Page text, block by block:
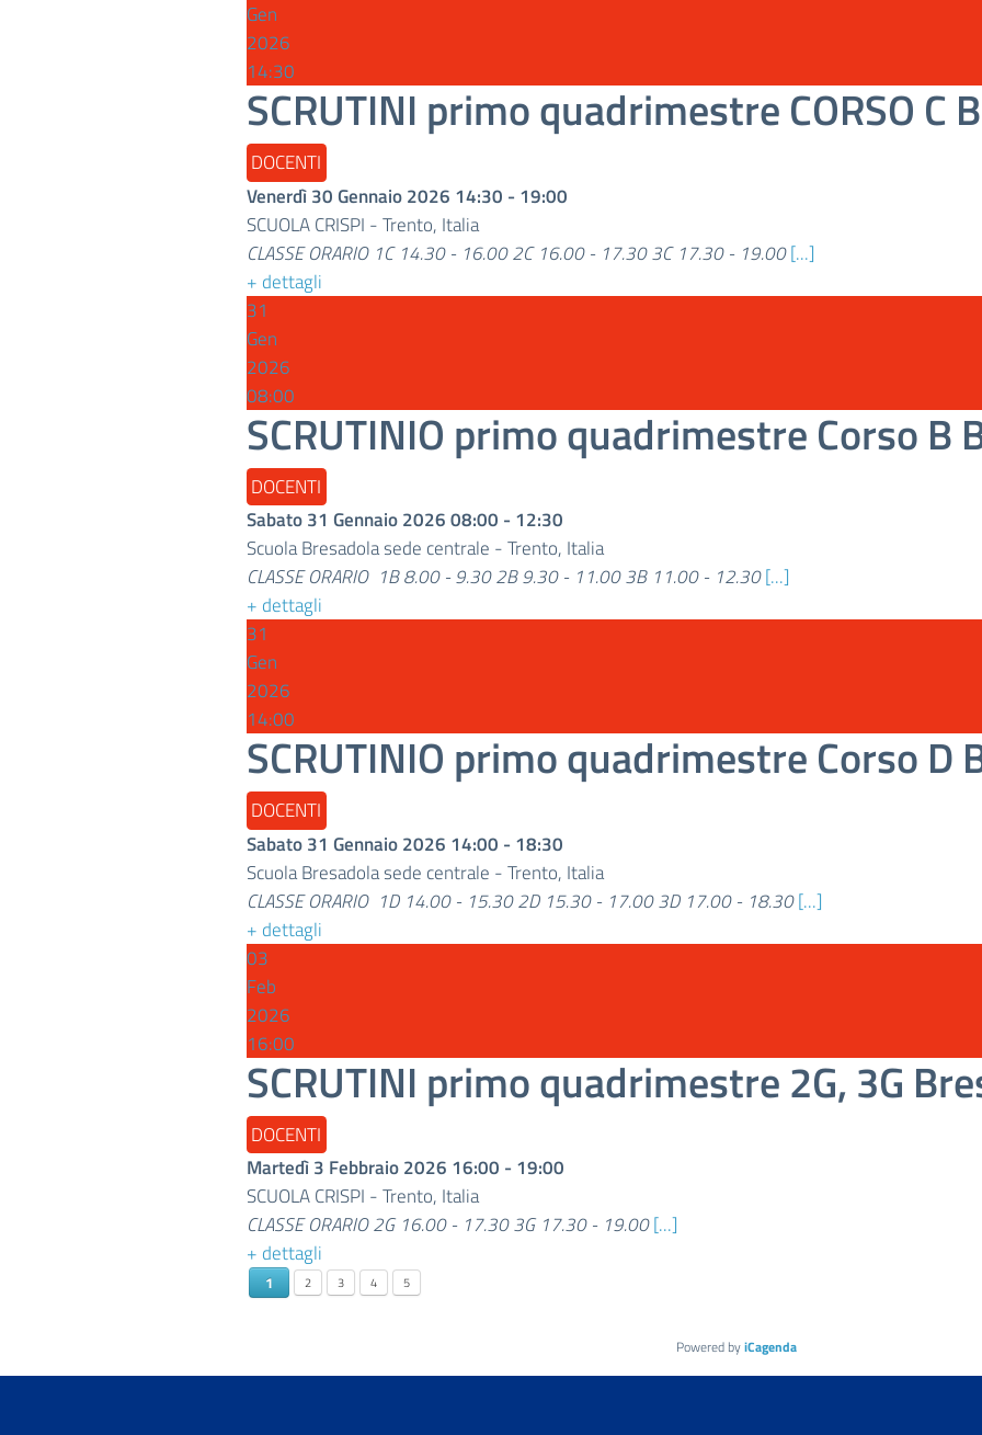
Gen
2026
14:30
SCRUTINI primo quadrimestre CORSO C
DOCENTI
Venerdì 30 Gennaio 2026 14:30 -19:00
SCUOLA CRISPI -Trento, Italia
CLASSE ORARIO 1C 14.30 - 16.00 2C 16.00 - 17.30 3C 17.30 - 19.00[...]
+ dettagli
31
Gen
2026
08:00
SCRUTINIO primo quadrimestre Corso B
DOCENTI
Sabato 31 Gennaio 202608:00 -12:30
Scuola Bresadola sede centrale -Trento, Italia
CLASSE ORARIO 1B 8.00 - 9.30 2B 9.30 - 11.00 3B 11.00 - 12.30[...]
+ dettagli
31
Gen
2026
14:00
SCRUTINIO primo quadrimestre Corso D
DOCENTI
Sabato 31 Gennaio 2026 14:00 -18:30
Scuola Bresadola sede centrale -Trento, Italia
CLASSE ORARIO 1D 14.00 - 15.30 2D 15.30 - 17.00 3D 17.00 - 18.30[...]
+ dettagli
03
Feb
2026
16:00
SCRUTINI primo quadrimestre 2G, 3G
DOCENTI
Martedì 3 Febbraio 2026 16:00 -19:00
SCUOLA CRISPI -Trento, Italia
CLASSE ORARIO 2G 16.00 - 17.30 3G 17.30 - 19.00[...]
+ dettagli
1 2 3 4 5
Powered byiCagenda